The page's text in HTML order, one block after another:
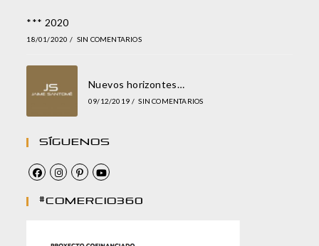
*** 2020
18/01/2020 / SIN COMENTARIOS
Nuevos horizontes…
09/12/2019 / SIN COMENTARIOS
Síguenos
#comercio360